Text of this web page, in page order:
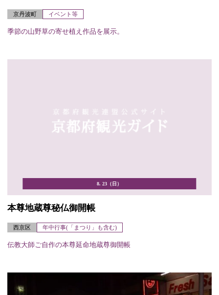
京丹波町 イベント等
季節の山野草の寄せ植え作品を展示。
8. 23（日）
本尊地蔵尊秘仏御開帳
西京区 年中行事(「まつり」も含む)
伝教大師ご自作の本尊延命地蔵尊御開帳